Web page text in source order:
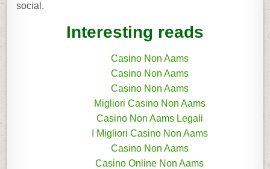
social.
Interesting reads
Casino Non Aams
Casino Non Aams
Casino Non Aams
Migliori Casino Non Aams
Casino Non Aams Legali
I Migliori Casino Non Aams
Casino Non Aams
Casino Online Non Aams